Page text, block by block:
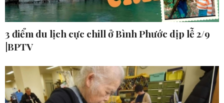
3 điểm du lịch cực chill ở Bình Phước dịp lễ 2/9
|BPTV